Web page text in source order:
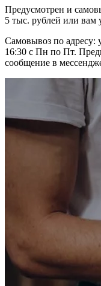
Предусмотрен и
5 тыс. рублей или вам
Самовывоз по адресу:
16:30 с Пн по Пт.
сообщение в